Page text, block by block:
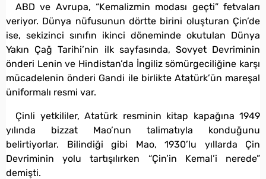
ABD ve Avrupa, “Kemalizmin modası geçti” fetvaları
veriyor. Dünya nüfusunun dörtte birini oluşturan Çin’de
ise, sekizinci sınıfın ikinci döneminde okutulan Dünya
Yakın Çağ Tarihi’nin ilk sayfasında, Sovyet Devriminin
önderi Lenin ve Hindistan’da İngiliz sömürgeciliğine karşı
mücadelenin önderi Gandi ile birlikte Atatürk’ün mareşal
üniformalı resmi var.
Çinli yetkililer, Atatürk resminin kitap kapağına 1949
yılında bizzat Mao’nun talimatıyla konduğunu
belirtiyorlar. Bilindiği gibi Mao, 1930’lu yıllarda Çin
Devriminin yolu tartışılırken “Çin’in Kemal’i nerede”
demişti.